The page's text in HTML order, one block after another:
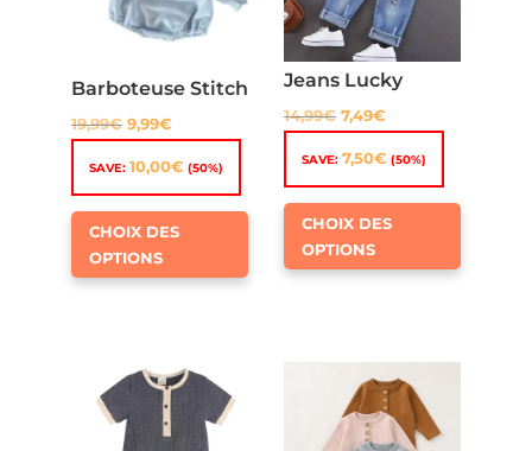
Barboteuse Stitch
19,99€ 9,99€
SAVE: 10,00€ (50%)
CHOIX DES
OPTIONS
Ce
produit
a
Jeans Lucky
14,99€ 7,49€
SAVE: 7,50€ (50%)
CHOIX DES
OPTIONS
Ce
a